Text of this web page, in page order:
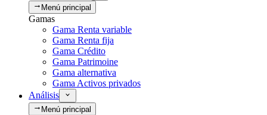
Menú principal
Gamas
Gama Renta variable
Gama Renta fija
Gama Crédito
Gama Patrimoine
Gama alternativa
Gama Activos privados
Análisis
Menú principal